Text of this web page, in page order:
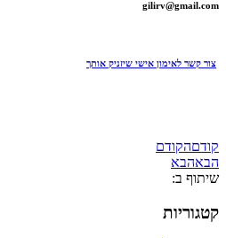
gilirv@gmail.com
צור קשר לאימון אישי שיזניק אותך
קודםהקודם
הבאהבא
שיתוף ב:
קטגוריות